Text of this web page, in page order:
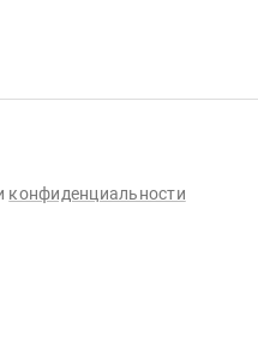
конфиденциальности